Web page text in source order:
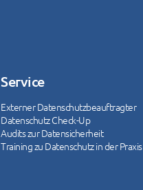
Service
Externer Datenschutzbeauftragter
Datenschutz Check-Up
Audits zur Datensicherheit
Training zu Datenschutz in der Praxis